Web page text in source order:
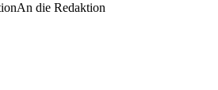
An die Redaktion